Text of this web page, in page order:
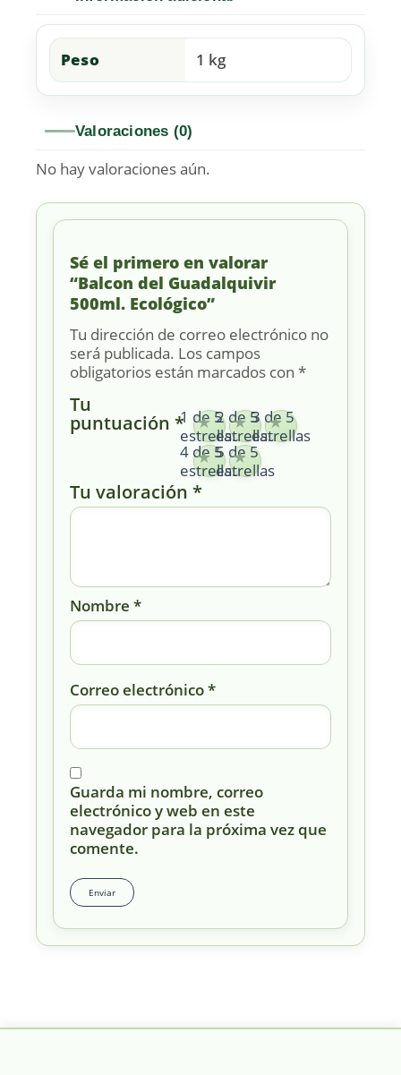
Peso 1 kg
Valoraciones (0)
No hay valoraciones aún.
Sé el primero en valorar
“Balcon del Guadalquivir
500ml. Ecológico”
Tu dirección de correo electrónico no
será publicada. Los campos
obligatorios están marcados con *
Tu
puntuación *1 de 5
estrellas
2 de 5
estrellas
3 de 5
estrellas
4 de 5
estrellas
5 de 5
estrellas
Tu valoración *
Nombre *
Correo electrónico*
Guarda mi nombre, correo
electrónico y web en este
navegador para la próxima vez que
comente.